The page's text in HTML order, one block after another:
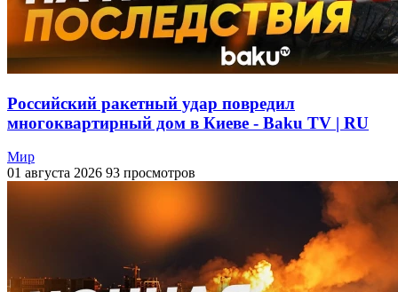
Российский ракетный удар повредил
многоквартирный дом в Киеве - Baku TV | RU
Мир
01 августа 2026 93 просмотров